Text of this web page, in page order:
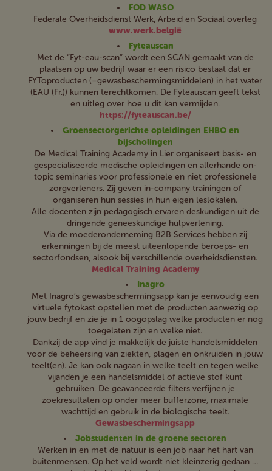
FOD WASO
Federale Overheidsdienst Werk, Arbeid en Sociaal overleg
www.werk.belgië
Fyteauscan
Met de “Fyt-eau-scan” wordt een SCAN gemaakt van de
plaatsen op uw bedrijf waar er een risico bestaat dat er
FYToproducten (=gewasbeschermingsmiddelen) in het water
(EAU (Fr.)) kunnen terechtkomen. De Fyteauscan geeft tekst
en uitleg over hoe u dit kan vermijden.
https://fyteauscan.be/
Groensectorgerichte opleidingen EHBO en
bijscholingen
De Medical Training Academy in Lier organiseert basis- en
gespecialiseerde medische opleidingen en allerhande on-
topic seminaries voor professionele en niet professionele
zorgverleners. Zij geven in-company trainingen of
organiseren hun sessies in hun eigen leslokalen.
Alle docenten zijn pedagogisch ervaren deskundigen uit de
dringende geneeskundige hulpverlening.
Via de moederonderneming B2B Services hebben zij
erkenningen bij de meest uiteenlopende beroeps- en
sectorfondsen, alsook bij verschillende overheidsdiensten.
Medical Training Academy
Inagro
Met Inagro’s gewasbeschermingsapp kan je eenvoudig een
virtuele fytokast opstellen met de producten aanwezig op
jouw bedrijf en zie je in 1 oogopslag welke producten er nog
toegelaten zijn en welke niet.
Dankzij de app vind je makkelijk de juiste handelsmiddelen
voor de beheersing van ziekten, plagen en onkruiden in jouw
teelt(en). Je kan ook nagaan in welke teelt en tegen welke
vijanden je een handelsmiddel of actieve stof kunt
gebruiken. De geavanceerde filters verfijnen je
zoekresultaten op onder meer bufferzone, maximale
wachttijd en gebruik in de biologische teelt.
Gewasbeschermingsapp
Jobstudenten in de groene sectoren
Werken in en met de natuur is een job naar het hart van
buitenmensen. Op het veld wordt niet kleinzerig gedaan …